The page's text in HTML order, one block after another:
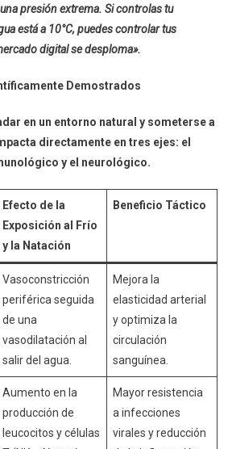
presión extrema. Si controlas tu
está a 10°C, puedes controlar tus
digital se desploma».
Demostrados
en un entorno natural y someterse a
directamente en tres ejes: el
y el neurológico.
Efecto de la
Exposición al Frío
y la Natación
Beneficio Táctico
Vasoconstricción
periférica seguida
de una
vasodilatación al
salir del agua.
Mejora la
elasticidad arterial
y optimiza la
circulación
sanguínea.
Aumento en la
producción de
leucocitos y células
Mayor resistencia
a infecciones
virales y reducción